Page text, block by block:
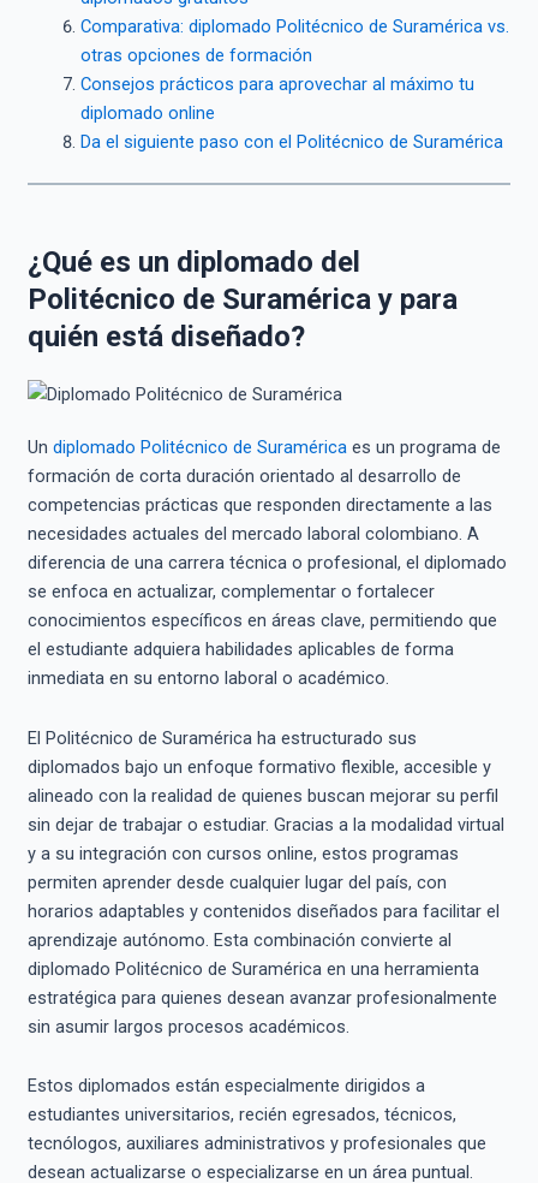
Comparativa: diplomado Politécnico de Suramérica vs.
otras opciones de formación
Consejos prácticos para aprovechar al máximo tu
diplomado online
Da el siguiente paso con el Politécnico de Suramérica
¿Qué es un diplomado del
Politécnico de Suramérica y para
quién está diseñado?
Un diplomado Politécnico de Suraméricaes un programa de
formación de corta duración orientado al desarrollo de
competencias prácticas que responden directamente a las
necesidades actuales del mercado laboral colombiano. A
diferencia de una carrera técnica o profesional, el diplomado
se enfoca en actualizar, complementar o fortalecer
conocimientos específicos en áreas clave, permitiendo que
el estudiante adquiera habilidades aplicables de forma
inmediata en su entorno laboral o académico.
El Politécnico de Suramérica ha estructurado sus
diplomados bajo un enfoque formativo flexible, accesible y
alineado con la realidad de quienes buscan mejorar su perfil
sin dejar de trabajar o estudiar. Gracias a la modalidad virtual
y a su integración con cursos online, estos programas
permiten aprender desde cualquier lugar del país, con
horarios adaptables y contenidos diseñados para facilitar el
aprendizaje autónomo. Esta combinación convierte al
diplomado Politécnico de Suramérica en una herramienta
estratégica para quienes desean avanzar profesionalmente
sin asumir largos procesos académicos.
Estos diplomados están especialmente dirigidos a
estudiantes universitarios, recién egresados, técnicos,
tecnólogos, auxiliares administrativos y profesionales que
desean actualizarse o especializarse en un área puntual.